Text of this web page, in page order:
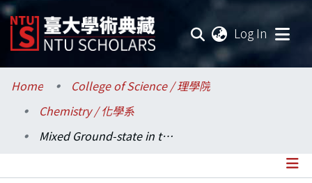
Log In
Communities & Collections
Research Outputs
Home
College of Science / 理學院
Chemistry / 化學系
Mixed Ground-state in the Trinuclear Complex: [Mn3O(O2CCCl3)6(H2O)3]